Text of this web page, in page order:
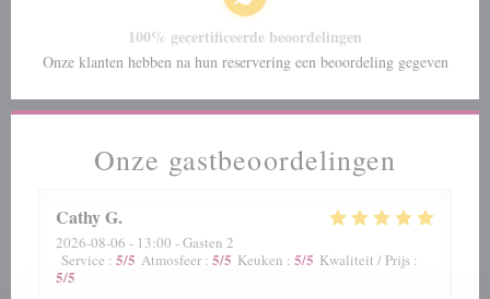
Onze gastbeoordelingen
CathyG
2026-08-06 - 13:00 - Gasten 2
Service : 5/5 Atmosfeer : 5/5 Keuken : 5/5 Kwaliteit / Prijs :
5/5
100% gecertificeerde beoordelingen
Onze klanten hebben na hun reservering een beoordeling gegeven